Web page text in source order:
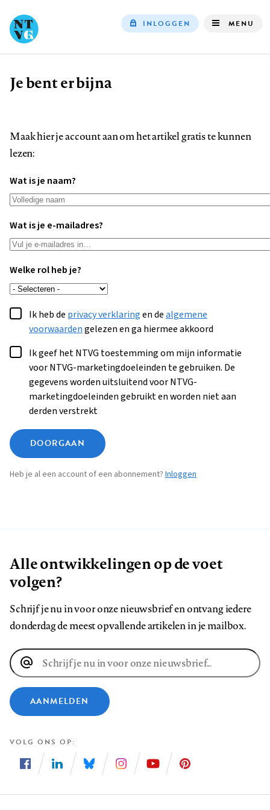
INLOGGEN MENU
Kruimelpad
Je bent er bijna
Maak hier je account aan om het artikel gratis te kunnen
lezen:
Wat is je naam?
Wat is je e-mailadres?
Welke rol heb je?
Ik heb de privacy verklaringen dealgemene
voorwaardengelezen en ga hiermee akkoord
Ik geef het NTVG toestemming om mijn informatie
voor NTVG-marketingdoeleinden te gebruiken. De
gegevens worden uitsluitend voor NTVG-
marketingdoeleinden gebruikt en worden niet aan
derden verstrekt
DOORGAAN
Heb je al een account of een abonnement? Inloggen
Alle ontwikkelingen op de voet
volgen?
Schrijf je nu in voor onze nieuwsbrief en ontvang iedere
donderdag de meest opvallende artikelen in je mailbox.
E-
mailadres
AANMELDEN
VOLG ONS OP
ons
ons
ons
ons
ons
ons